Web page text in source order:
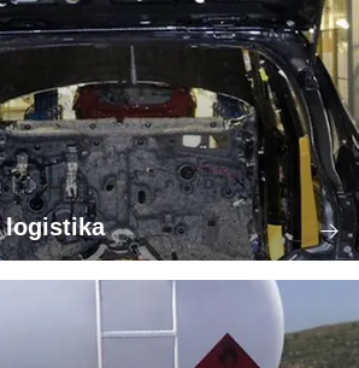
logistika